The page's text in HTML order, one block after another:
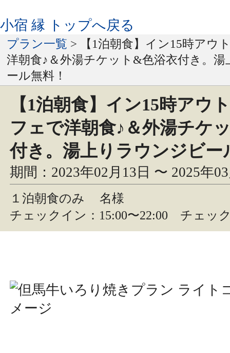
小宿 縁 トップへ戻る
プラン一覧 > 【1泊朝食】イン15時アウ
洋朝食♪＆外湯チケット&色浴衣付き。
ール無料！
【1泊朝食】イン15時アウ
フェで洋朝食♪＆外湯チケ
付き。湯上りラウンジビー
期間：2023年02月13日 〜 2025年
１泊朝食のみ
名様
チェックイン：15:00〜22:00 チェッ